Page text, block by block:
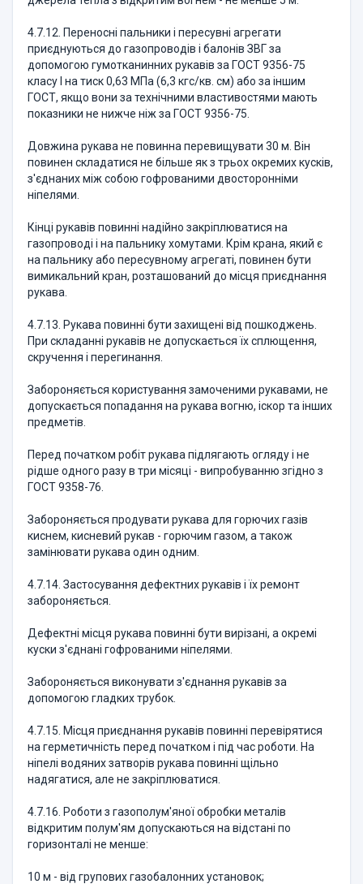
4.7.12. Переносні пальники і пересувні агрегати
приєднуються до газопроводів і балонів ЗВГ за
допомогою гумотканинних рукавів за ГОСТ 9356-75
класу I на тиск 0,63 МПа (6,3 кгс/кв. см) або за іншим
ГОСТ, якщо вони за технічними властивостями мають
показники не нижче ніж за ГОСТ 9356-75.
Довжина рукава не повинна перевищувати 30 м. Він
повинен складатися не більше як з трьох окремих кусків,
з'єднаних між собою гофрованими двосторонніми
ніпелями.
Кінці рукавів повинні надійно закріплюватися на
газопроводі і на пальнику хомутами. Крім крана, який є
на пальнику або пересувному агрегаті, повинен бути
вимикальний кран, розташований до місця приєднання
рукава.
4.7.13. Рукава повинні бути захищені від пошкоджень.
При складанні рукавів не допускається їх сплющення,
скручення і перегинання.
Забороняється користування замоченими рукавами, не
допускається попадання на рукава вогню, іскор та інших
предметів.
Перед початком робіт рукава підлягають огляду і не
рідше одного разу в три місяці - випробуванню згідно з
ГОСТ 9358-76.
Забороняється продувати рукава для горючих газів
киснем, кисневий рукав - горючим газом, а також
замінювати рукава один одним.
4.7.14. Застосування дефектних рукавів і їх ремонт
забороняється.
Дефектні місця рукава повинні бути вирізані, а окремі
куски з'єднані гофрованими ніпелями.
Забороняється виконувати з'єднання рукавів за
допомогою гладких трубок.
4.7.15. Місця приєднання рукавів повинні перевірятися
на герметичність перед початком і під час роботи. На
ніпелі водяних затворів рукава повинні щільно
надягатися, але не закріплюватися.
4.7.16. Роботи з газополум'яної обробки металів
відкритим полум'ям допускаються на відстані по
горизонталі не менше:
10 м - від групових газобалонних установок;